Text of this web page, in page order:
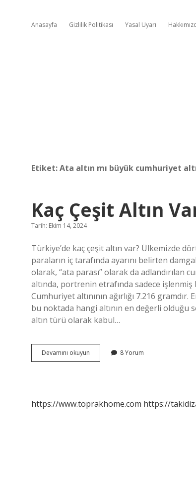
Anasayfa Gizlilik Politikası Yasal Uyarı
Etiket:Ata altın mı büyük cumhuriyet
Kaç Çeşit Altın
Tarih: Ekim 14, 2024
Türkiye’de kaç çeşit altın var? Ülkemizde
paraların iç tarafında ayarını belirten
olarak, “ata parası” olarak da adlandırılan
altında, portrenin etrafında sadece işlenmiş
Cumhuriyet altınının ağırlığı 7.216
bu noktada hangi altının en değerli
altın türü olarak kabul…
Devamını okuyun
Çeşit
8 Yorum
https://www.toprakhome.com https://